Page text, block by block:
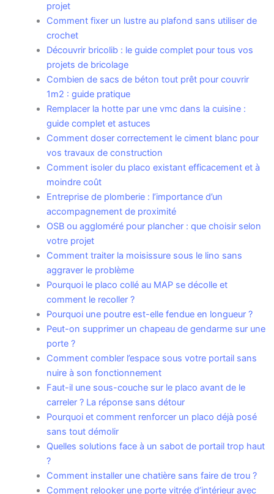
projet
Comment fixer un lustre au plafond sans utiliser de
crochet
Découvrir bricolib : le guide complet pour tous vos
projets de bricolage
Combien de sacs de béton tout prêt pour couvrir
1m2 : guide pratique
Remplacer la hotte par une vmc dans la cuisine :
guide complet et astuces
Comment doser correctement le ciment blanc pour
vos travaux de construction
Comment isoler du placo existant efficacement et à
moindre coût
Entreprise de plomberie : l’importance d’un
accompagnement de proximité
OSB ou aggloméré pour plancher : que choisir selon
votre projet
Comment traiter la moisissure sous le lino sans
aggraver le problème
Pourquoi le placo collé au MAP se décolle et
comment le recoller ?
Pourquoi une poutre est-elle fendue en longueur ?
Peut-on supprimer un chapeau de gendarme sur une
porte ?
Comment combler l’espace sous votre portail sans
nuire à son fonctionnement
Faut-il une sous-couche sur le placo avant de le
carreler ? La réponse sans détour
Pourquoi et comment renforcer un placo déjà posé
sans tout démolir
Quelles solutions face à un sabot de portail trop haut
?
Comment installer une chatière sans faire de trou ?
Comment relooker une porte vitrée d’intérieur avec